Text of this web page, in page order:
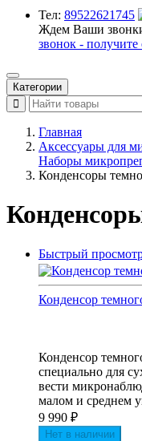
Тел: 89522621745
Ждем Ваши
звонок - получите
Категории
Главная
Аксессуары для
Наборы
Конденсоры
Быстрый
Конденсор
Конденсор
специально для
вести
малом и среднем
9 990 ₽
Нет в наличии